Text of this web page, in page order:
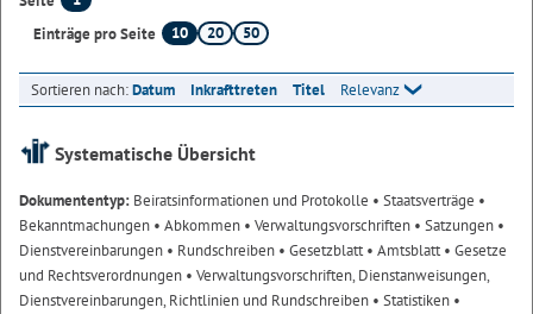
Einträge pro Seite
10 20 50
Sortieren nach:Datum Inkrafttreten Titel Relevanz
Systematische Übersicht
Dokumententyp: Beiratsinformationen und Protokolle • Staatsverträge •
Bekanntmachungen • Abkommen • Verwaltungsvorschriften • Satzungen •
Dienstvereinbarungen • Rundschreiben • Gesetzblatt• Amtsblatt• Gesetze
und Rechtsverordnungen • Verwaltungsvorschriften, Dienstanweisungen,
Dienstvereinbarungen, Richtlinien und Rundschreiben • Statistiken •